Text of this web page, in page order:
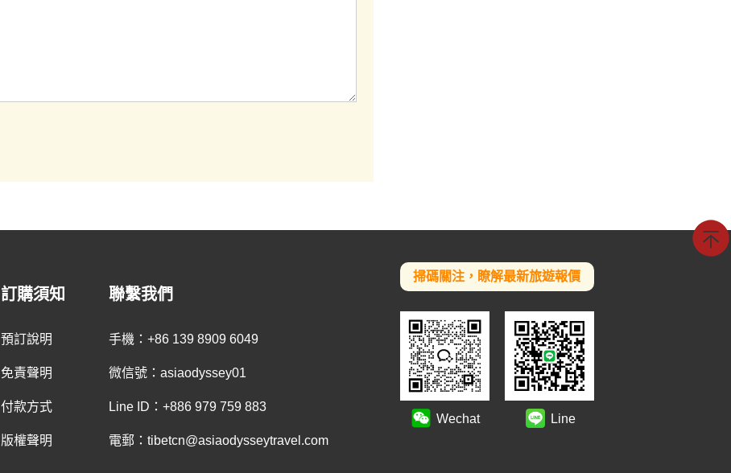
訂購須知
預訂說明
免責聲明
付款方式
聯繫我們
手機：+86 139 8909 6049
微信號：asiaodyssey01
Line ID：+886 979 759 883
掃碼關注，瞭解最新旅遊報價